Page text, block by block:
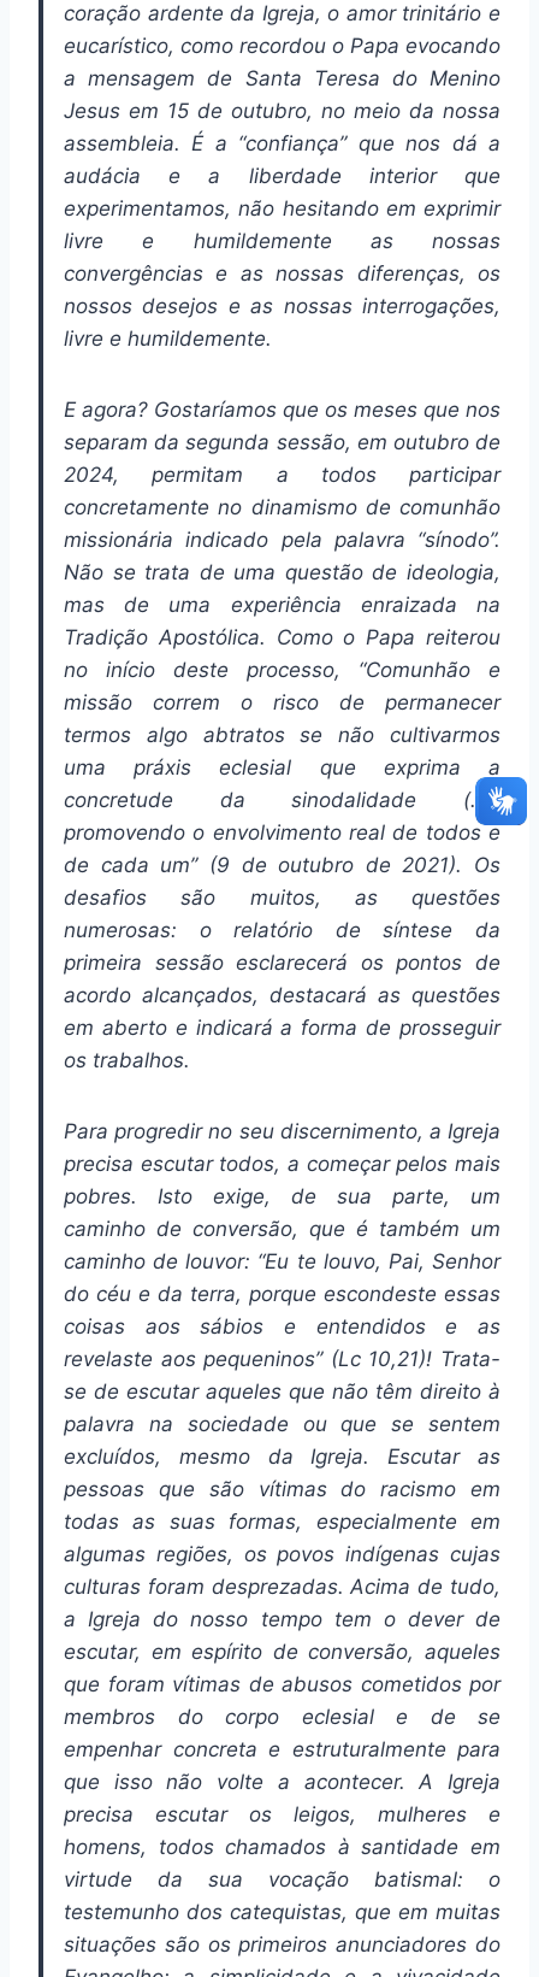
coração ardente da Igreja, o amor trinitário e
eucarístico, como recordou o Papa evocando
a mensagem de Santa Teresa do Menino
Jesus em 15 de outubro, no meio da nossa
assembleia. É a “confiança” que nos dá a
audácia e a liberdade interior que
experimentamos, não hesitando em exprimir
livre e humildemente as nossas
convergências e as nossas diferenças, os
nossos desejos e as nossas interrogações,
livre e humildemente.
E agora? Gostaríamos que os meses que nos
separam da segunda sessão, em outubro de
2024, permitam a todos participar
concretamente no dinamismo de comunhão
missionária indicado pela palavra “sínodo”.
Não se trata de uma questão de ideologia,
mas de uma experiência enraizada na
Tradição Apostólica. Como o Papa reiterou
no início deste processo, “Comunhão e
missão correm o risco de permanecer
termos algo abtratos se não cultivarmos
uma práxis eclesial que exprima a
concretude da sinodalidade (…),
promovendo o envolvimento real de todos e
de cada um” (9 de outubro de 2021). Os
desafios são muitos, as questões
numerosas: o relatório de síntese da
primeira sessão esclarecerá os pontos de
acordo alcançados, destacará as questões
em aberto e indicará a forma de prosseguir
os trabalhos.
Para progredir no seu discernimento, a Igreja
precisa escutar todos, a começar pelos mais
pobres. Isto exige, de sua parte, um
caminho de conversão, que é também um
caminho de louvor: “Eu te louvo, Pai, Senhor
do céu e da terra, porque escondeste essas
coisas aos sábios e entendidos e as
revelaste aos pequeninos” (Lc 10,21)! Trata-
se de escutar aqueles que não têm direito à
palavra na sociedade ou que se sentem
excluídos, mesmo da Igreja. Escutar as
pessoas que são vítimas do racismo em
todas as suas formas, especialmente em
algumas regiões, os povos indígenas cujas
culturas foram desprezadas. Acima de tudo,
a Igreja do nosso tempo tem o dever de
escutar, em espírito de conversão, aqueles
que foram vítimas de abusos cometidos por
membros do corpo eclesial e de se
empenhar concreta e estruturalmente para
que isso não volte a acontecer. A Igreja
precisa escutar os leigos, mulheres e
homens, todos chamados à santidade em
virtude da sua vocação batismal: o
testemunho dos catequistas, que em muitas
situações são os primeiros anunciadores do